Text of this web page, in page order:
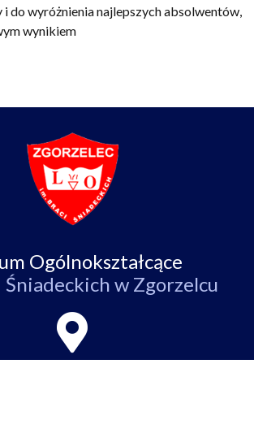
do wyróżnienia najlepszych absolwentów,
wynikiem
Ogólnokształcące
Śniadeckich w Zgorzelcu